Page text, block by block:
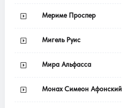
Мериме Проспер
Мигель Руис
Мира Альфасса
Монах Симеон Афонский